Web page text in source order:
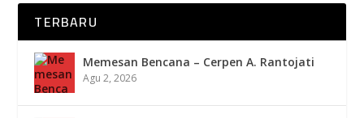
TERBARU
Memesan Bencana – Cerpen A. Rantojati
Agu 2, 2026